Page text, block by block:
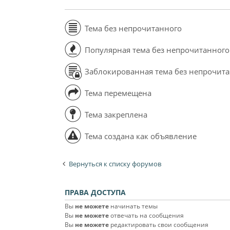
Тема без непрочитанного
Популярная тема без непрочитанного
Заблокированная тема без
Тема перемещена
Тема закреплена
Тема создана как объявление
Вернуться к списку форумов
ПРАВА ДОСТУПА
Вы не можете начинать темы
Вы не можетеотвечать на сообщения
Вы не можете редактировать свои сообщения